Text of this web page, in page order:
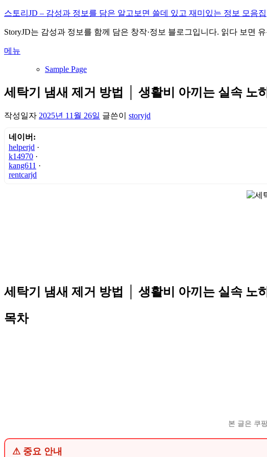
내
으
바
기
스토리JD – 감성과 정보를 담은 알고보면 쓸데 있고 재미있는 정보 모음집
StoryJD는 감성과 정보를 함께 담은 창작·정보 블로그입니다. 읽다 보면
메뉴
Sample Page
세탁기 냄새 제거 방법 │ 생활비 아끼는 실속 노
작성일자 2025년 11월 26일 글쓴이 storyjd
네이버:
helperjd ·
k14970 ·
kang611 ·
rentcarjd
세탁기 냄새 제거 방법 │ 생활비 아끼는 실속 노
목차
본 글은 쿠
⚠ 중요 안내